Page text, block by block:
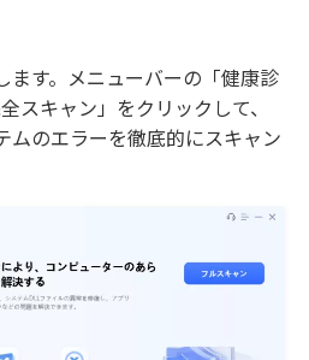
ます。メニューバーの「健康診
スキャン」をクリックして、
ムのエラーを徹底的にスキャン